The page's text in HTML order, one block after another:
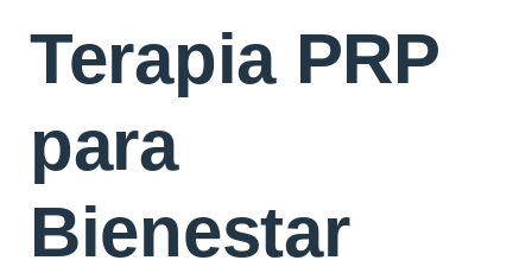
Terapia PRP
para
Bienestar